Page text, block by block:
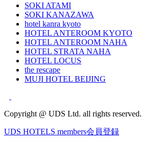
SOKI ATAMI
SOKI KANAZAWA
hotel kanra kyoto
HOTEL ANTEROOM KYOTO
HOTEL ANTEROOM NAHA
HOTEL STRATA NAHA
HOTEL LOCUS
the rescape
MUJI HOTEL BEIJING
Copyright @ UDS Ltd. all rights reserved.
UDS HOTELS members会員登録